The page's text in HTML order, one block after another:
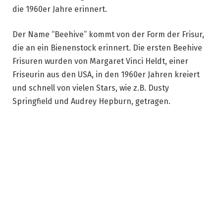
die 1960er Jahre erinnert.
Der Name “Beehive” kommt von der Form der Frisur,
die an ein Bienenstock erinnert. Die ersten Beehive
Frisuren wurden von Margaret Vinci Heldt, einer
Friseurin aus den USA, in den 1960er Jahren kreiert
und schnell von vielen Stars, wie z.B. Dusty
Springfield und Audrey Hepburn, getragen.